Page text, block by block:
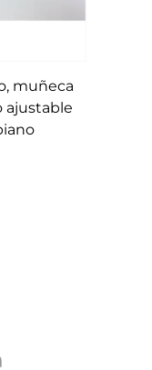
muñeca
ajustable